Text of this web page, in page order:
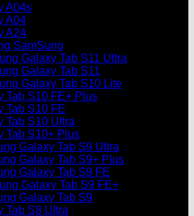
A04s
A04
A24
SamSung
Galaxy Tab S11 Ultra
Galaxy Tab S11
Galaxy Tab S10 Lite
Tab S10 FE+ Plus
Tab S10 FE
Tab S10 Ultra
Tab S10+ Plus
Galaxy Tab S9 Ultra
Galaxy Tab S9+ Plus
Galaxy Tab S9 FE
Galaxy Tab S9 FE+
Galaxy Tab S9
Tab S8 Ultra